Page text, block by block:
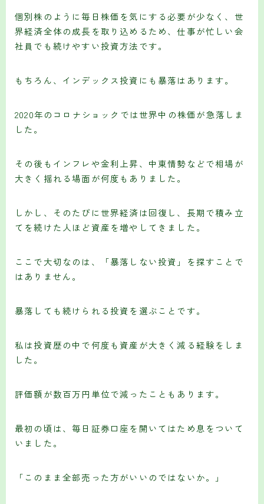
個別株のように毎日株価を気にする必要が少なく、世
界経済全体の成長を取り込めるため、仕事が忙しい会
社員でも続けやすい投資方法です。
もちろん、インデックス投資にも暴落はあります。
2020年のコロナショックでは世界中の株価が急落しま
した。
その後もインフレや金利上昇、中東情勢などで相場が
大きく揺れる場面が何度もありました。
しかし、そのたびに世界経済は回復し、長期で積み立
てを続けた人ほど資産を増やしてきました。
ここで大切なのは、「暴落しない投資」を探すことで
はありません。
暴落しても続けられる投資を選ぶことです。
私は投資歴の中で何度も資産が大きく減る経験をしま
した。
評価額が数百万円単位で減ったこともあります。
最初の頃は、毎日証券口座を開いてはため息をついて
いました。
「このまま全部売った方がいいのではないか。」